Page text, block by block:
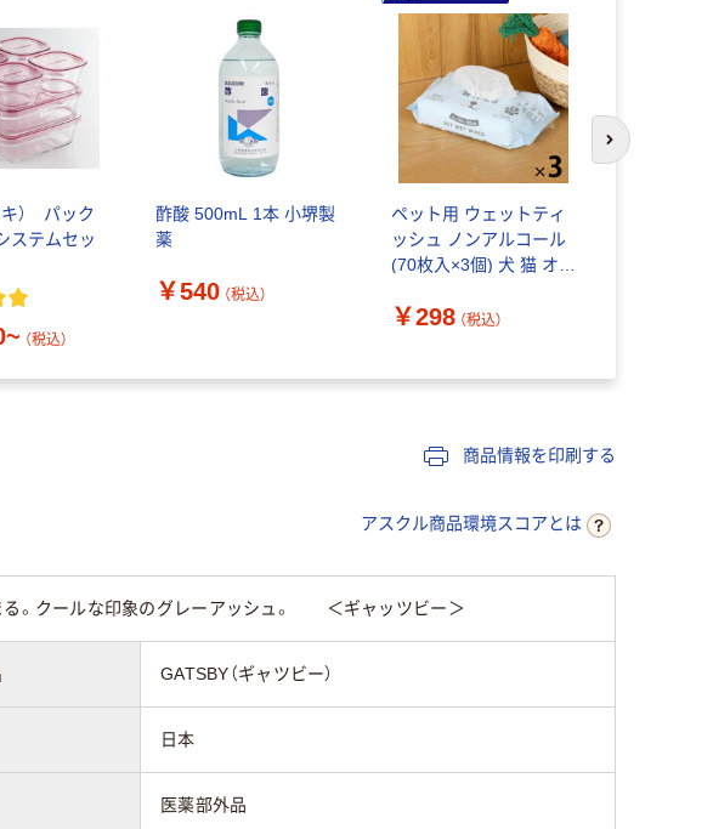
キ） パック
ステムセッ
（税込）
酢酸 500mL 1本 小堺製
薬
￥540 （税込）
ペット用 ウェットティ
ッシュ ノンアルコール
(70枚入×3個) 犬 猫 オリ
￥298 （税込）
次のスライド
商品情報を印刷する
アスクル商品環境スコアとは
る。クールな印象のグレーアッシュ。 ＜ギャッツビー＞
GATSBY（ギャツビー）
日本
医薬部外品